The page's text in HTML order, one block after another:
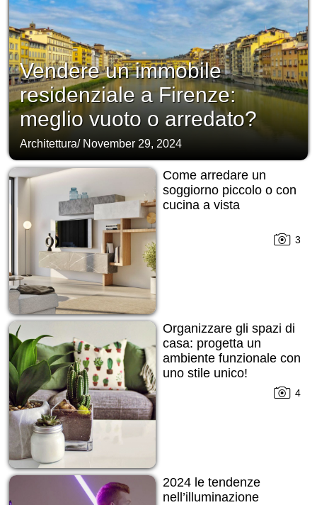
Vendere un immobile
residenziale a Firenze:
meglio vuoto o arredato?
Architettura/ November 29, 2024
Come arredare un
soggiorno piccolo o con
cucina a vista
3
Organizzare gli spazi di
casa: progetta un
ambiente funzionale con
uno stile unico!
4
2024 le tendenze
nell’illuminazione